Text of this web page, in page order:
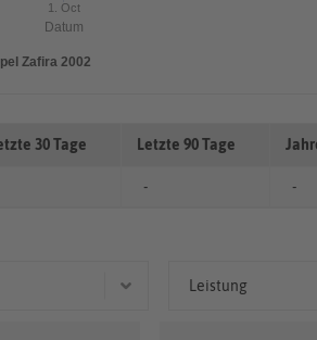
Datum
Zafira 2002
1. Oct
30 Tage Letzte 90 Tage
- -
Leistung